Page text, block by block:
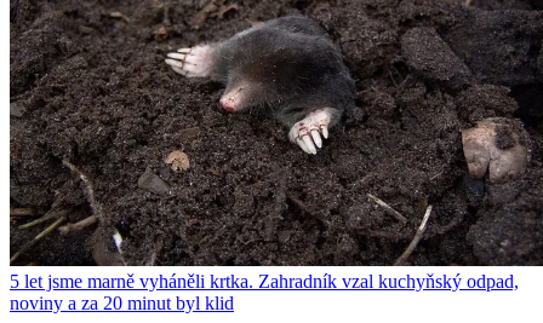
5 let jsme marně vyháněli krtka. Zahradník vzal kuchyňský odpad,
noviny a za 20 minut byl klid